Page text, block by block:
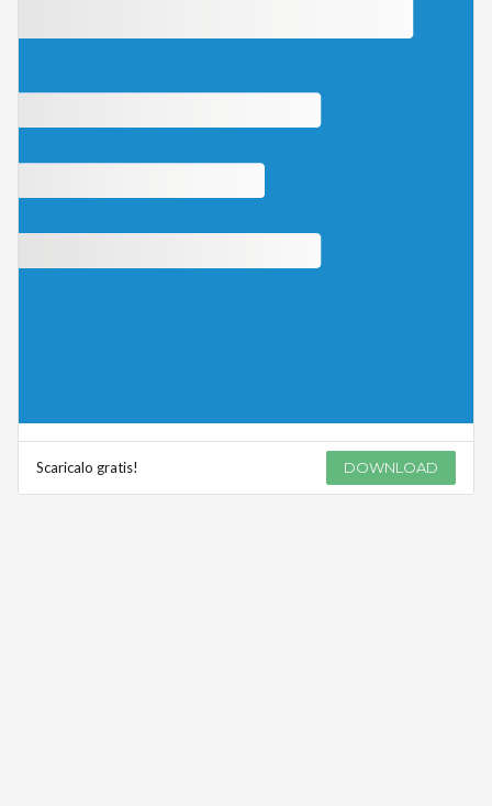
Scaricalo gratis! DOWNLOAD